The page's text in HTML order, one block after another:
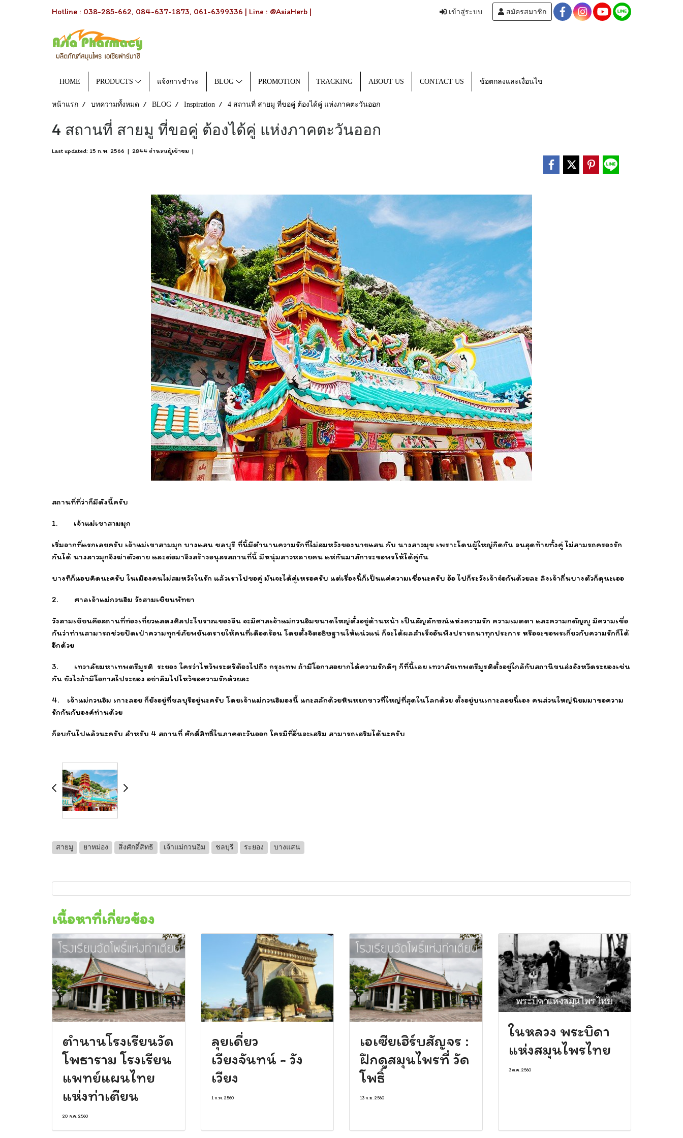
Hotline : 038-285-662, 084-637-1873, 061-6399336 | Line : @AsiaHerb | เข้าสู่ระบบ สมัครสมาชิก
HOME PRODUCTS แจ้งการชำระ BLOG PROMOTION TRACKING ABOUT US CONTACT US ข้อตกลงและเงื่อนไข
หน้าแรก บทความทั้งหมด BLOG Inspiration 4 สถานที่ สายมู ที่ขอคู่ ต้องได้คู่ แห่งภาคตะวันออก
4 สถานที่ สายมู ที่ขอคู่ ต้องได้คู่ แห่งภาคตะวันออก
Last updated: 15 ก.พ. 2566 | 2844 จำนวนผู้เข้าชม |
สถานที่ที่ว่าก็มีดังนี้ครับ
1. เจ้าแม่เขาสามมุก
เริ่มจากที่แรกเลยครับ เจ้าแม่เขาสามมุก บางแสน ชลบุรี ที่นี้มีตำนานความรักที่ไม่สมหวังของนายแสน กับ นางสาวมุข เพราะโดนผู้ใหญ่กีดกัน จนสุดท้ายทั้งคู่ ไม่สามรถครองรัก
กันได้ นางสาวมุกจึงฆ่าตัวตาย และต่อมาจึงสร้างอนุสรสถานที่นี้ มีหนุ่มสาวหลายคน แห่กันมาสัการะขอพรให้ได้คู่กัน
บางทีก็แอบคิดนะครับ ในเมืองคนไม่สมหวังในรัก แล้วเราไปขอคู่ มันจะได้คู่เหรอครับ แต่เรื่องนี้ก็เป็นแค่ความเชื่อนะครับ อ้อ ไปก็ระวังเจ้าจ๋อกันด้วยละ ลิงเจ้าถื่นบางตัวก็ดุนะเออ
2. ศาลเจ้าแม่กวนอิม วังสามเซียนพัทยา
วังสามเซียนคือสถานที่ท่องเที่ยวแสดงศิลปะโบราณของจีน จะมีศาลเจ้าแม่กวนอิมขนาดใหญ่ตั้งอยู่ด้านหน้า เป็นสัญลักษณ์แห่งความรัก ความเมตตา และความกตัญญู มีความเชื่อ
กันว่าท่านสามารถช่วยปัดเป่าความทุกข์ภัยพยันตรายให้คนที่เดือดร้อน โดยตั้งจิตอธิษฐานให้แน่วแน่ ก็จะได้ผลสำเร็จอันพึงปรารถนาทุกประการ หรือจะขอพรเกี่ยวกับความรักก็ได้
อีกด้วย
3. เทวาลัยมหาเทพตรีมูรติ ระยอง ใครว่าไหว้พระตรีต้องไปถึง กรุงเทพ ถ้ามีโอกาสอยากได้ความรักดีๆ ก็ที่นี้เลย เทวาลัยเทพตรีมูรติตั้งอยู่ใกล้กับสถานีขนส่งจังหวีดระยองเช่น
กัน ยังไงถ้ามีโอกาสไประยอง อย่าลืมไปไหว้ขอความรักด้วยละ
4. เจ้าแม่กวนอิม เกาะลอย ก็ยังอยู่ที่ชลบุรีอยู่นะครับ โดยเจ้าแม่กวนอิมองนี้ แกะสลักด้วยหินหยกขาวที่ใหญ่ที่สุดในโลกด้วย ตั้งอยู่บนเกาะลอยนี้เอง คนส่วนใหญ่นิยมมาขอความ
รักกันกับองค์ท่านด้วย
ก็จบกันไปแล้วนะครับ สำหรับ 4 สถานที่ ศักดิ์สิทธิ์ในภาคตะวันออก ใครมีที่อื่นจะเสริม สามารถเสริมได้นะครับ
สายมู ยาหม่อง สิ่งศักดิ์สิทธิ เจ้าแม่กวนอิม ชลบุรี ระยอง บางแสน
เนื้อหาที่เกี่ยวข้อง
ตำนานโรงเรียนวัด
โพธาราม โรงเรียน
แพทย์แผนไทย
แห่งท่าเตียน
20 ก.ค. 2560
ลุยเดี่ยว
เวียงจันทน์ - วัง
เวียง
1 ก.พ. 2560
เอเซียเฮิร์บสัญจร :
ฝึกดูสมุนไพรที่ วัด
โพธิ์
13 ก.ย. 2560
ในหลวง พระบิดา
แห่งสมุนไพรไทย
3 ต.ค. 2560